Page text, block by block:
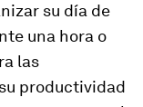
su día de
una hora o
las
productividad